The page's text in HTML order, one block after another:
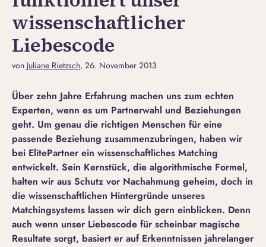
wissenschaftlicher
Liebescode
von Juliane Rietzsch, 26. November 2013
Über zehn Jahre Erfahrung machen uns zum echten
Experten, wenn es um Partnerwahl und Beziehungen
geht. Um genau die richtigen Menschen für eine
passende Beziehung zusammenzubringen, haben wir
bei ElitePartner ein wissenschaftliches Matching
entwickelt. Sein Kernstück, die algorithmische Formel,
halten wir aus Schutz vor Nachahmung geheim, doch in
die wissenschaftlichen Hintergründe unseres
Matchingsystems lassen wir dich gern einblicken. Denn
auch wenn unser Liebescode für scheinbar magische
Resultate sorgt, basiert er auf Erkenntnissen jahrelanger